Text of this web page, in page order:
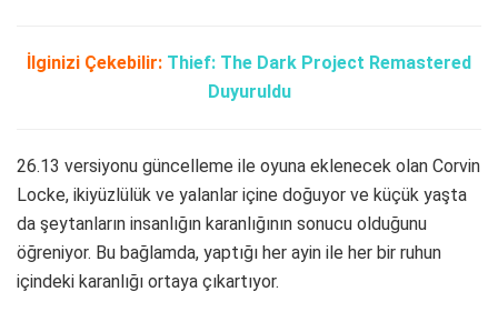
İlginizi Çekebilir: Thief: The Dark Project Remastered
Duyuruldu
26.13 versiyonu güncelleme ile oyuna eklenecek olan Corvin
Locke, ikiyüzlülük ve yalanlar içine doğuyor ve küçük yaşta
da şeytanların insanlığın karanlığının sonucu olduğunu
öğreniyor. Bu bağlamda, yaptığı her ayin ile her bir ruhun
içindeki karanlığı ortaya çıkartıyor.